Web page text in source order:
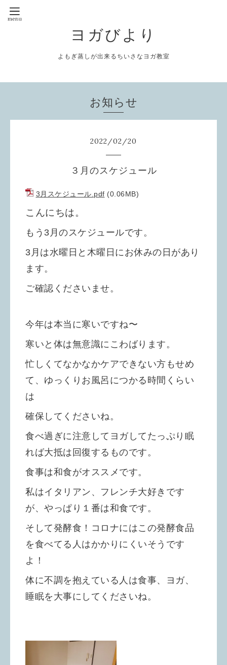
ヨガびより
よもぎ蒸しが出来るちいさなヨガ教室
お知らせ
2022/02/20
３月のスケジュール
3月スケジュール.pdf (0.06MB)
こんにちは。
もう3月のスケジュールです。
3月は水曜日と木曜日にお休みの日があり
ます。
ご確認くださいませ。
今年は本当に寒いですね〜
寒いと体は無意識にこわばります。
忙しくてなかなかケアできない方もせめ
て、ゆっくりお風呂につかる時間くらい
は
確保してくださいね。
食べ過ぎに注意してヨガしてたっぷり眠
れば大抵は回復するものです。
食事は和食がオススメです。
私はイタリアン、フレンチ大好きです
が、やっぱり１番は和食です。
そして発酵食！コロナにはこの発酵食品
を食べてる人はかかりにくいそうです
よ！
体に不調を抱えている人は食事、ヨガ、
睡眠を大事にしてくださいね。